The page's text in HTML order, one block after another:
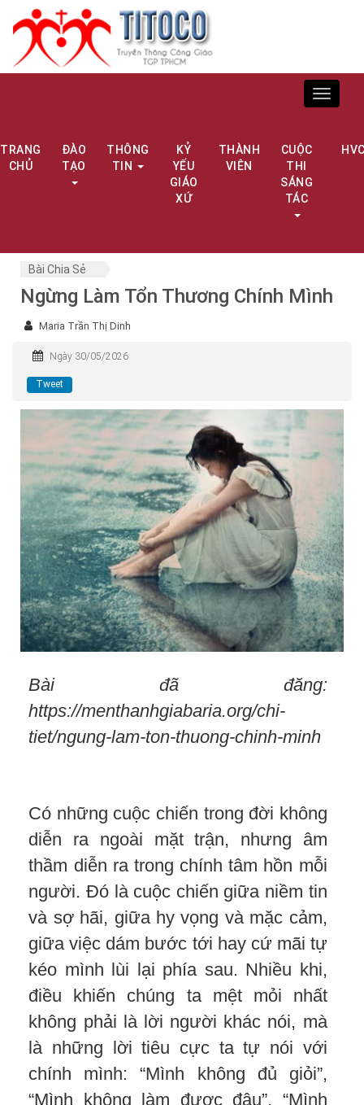
Toggle
TRANG
CHỦ
ĐÀO
TẠO
THÔNG
TIN
KỶ
YẾU
GIÁO
XỨ
THÀNH
VIÊN
CUỘC
THI
SÁNG
TÁC
Bài Chia Sẻ
Ngừng Làm Tổn Thương Chính Mình
Maria Trần Thị Dinh
Ngày 30/05/2026
Tweet
Bài đã đăng:
https://menthanhgiabaria.org/chi-
tiet/ngung-lam-ton-thuong-chinh-minh
Có những cuộc chiến trong đời không
diễn ra ngoài mặt trận, nhưng âm
thầm diễn ra trong chính tâm hồn mỗi
người. Đó là cuộc chiến giữa niềm tin
và sợ hãi, giữa hy vọng và mặc cảm,
giữa việc dám bước tới hay cứ mãi tự
kéo mình lùi lại phía sau. Nhiều khi,
điều khiến chúng ta mệt mỏi nhất
không phải là lời người khác nói, mà
là những lời tiêu cực ta tự nói với
chính mình: “Mình không đủ giỏi”,
“Mình không làm được đâu”, “Mình